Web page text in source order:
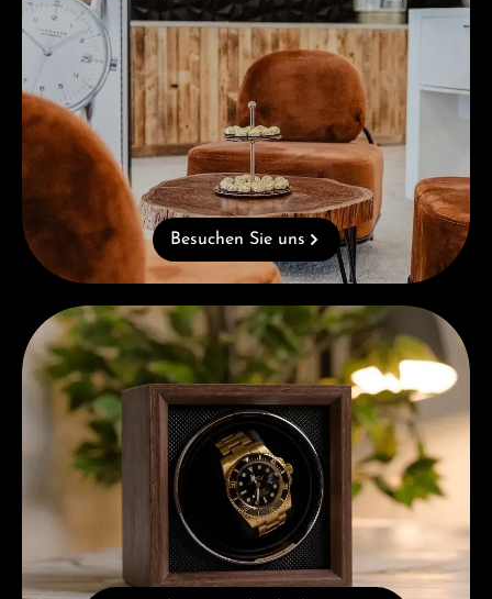
Besuchen Sie uns
Kostenloses Geschenk ab einem Einkauf von 1.000 €